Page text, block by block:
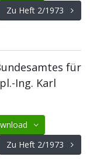
Zu Heft 2/1973
für
Ing. Karl
Zu Heft 2/1973